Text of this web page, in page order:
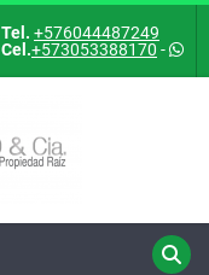
Tel. +576044487249
Cel.+573053388170 -